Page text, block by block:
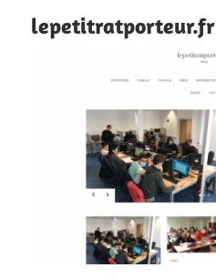
lepetitratporteur.fr